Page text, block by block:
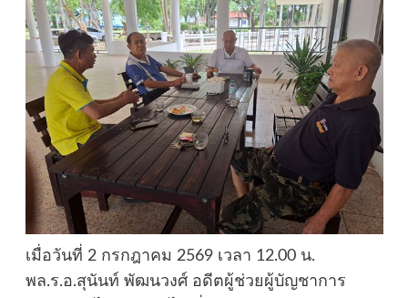
​เมื่อวันที่ 2 กรกฎาคม 2569 เวลา 12.00 น.
พล.ร.อ.สุนันท์ พัฒนวงศ์ อดีตผู้ช่วยผู้บัญชาการ